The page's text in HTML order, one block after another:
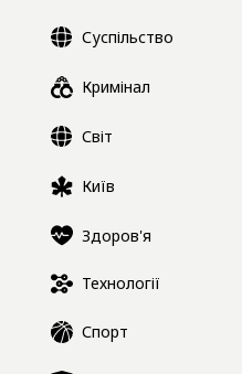
Суспільство
Кримінал
Світ
Київ
Здоров'я
Технології
Спорт